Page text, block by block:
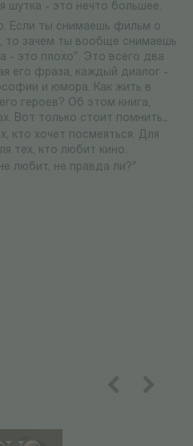
шутка - это нечто большее.
Если ты снимаешь фильм о
то зачем ты вообще снимаешь
- это плохо". Это всего два
его фраза, каждый диалог -
и юмора. Как жить в
героев? Об этом книга,
Вот только стоит помнить…
кто хочет посмеяться. Для
тех, кто любит кино.
любит, не правда ли?"